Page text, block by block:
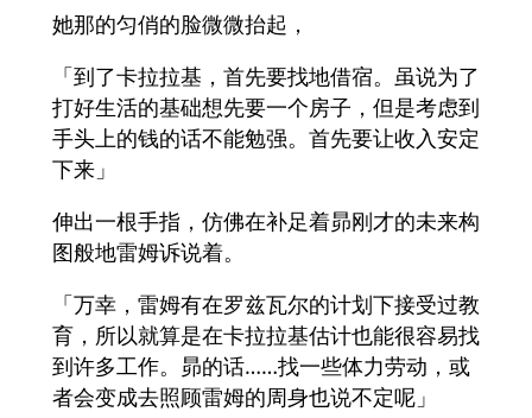
她那的匀俏的脸微微抬起，
「到了卡拉拉基，首先要找地借宿。虽说为了
打好生活的基础想先要一个房子，但是考虑到
手头上的钱的话不能勉强。首先要让收入安定
下来」
伸出一根手指，仿佛在补足着昴刚才的未来构
图般地雷姆诉说着。
「万幸，雷姆有在罗兹瓦尔的计划下接受过教
育，所以就算是在卡拉拉基估计也能很容易找
到许多工作。昴的话……找一些体力劳动，或
者会变成去照顾雷姆的周身也说不定呢」